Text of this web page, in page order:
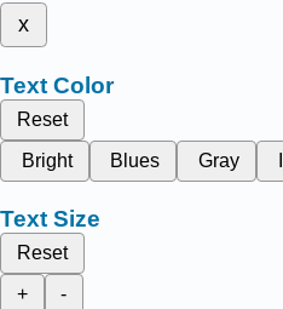
x
Text Color
Reset
Bright
Blues Gray
Text Size
Reset
+
-